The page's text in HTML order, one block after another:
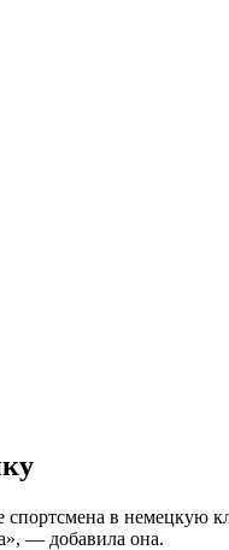
в немецкую
— добавила она.